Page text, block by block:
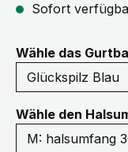
Sofort
Wähle das
Wähle den